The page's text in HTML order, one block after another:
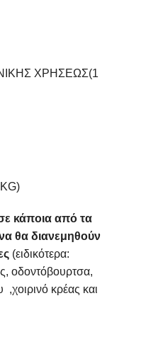
ΧΡΗΣΕΩΣ(1
κάποια από τα
θα διανεμηθούν
(ειδικότερα:
οδοντόβουρτσα,
κρέας και